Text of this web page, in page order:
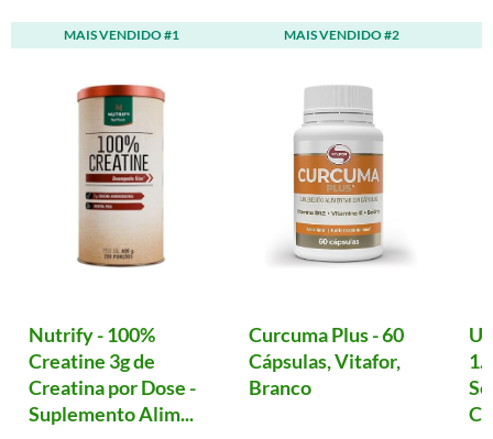
MAIS VENDIDO #1
Nutrify - 100%
Creatine 3g de
Creatina por Dose -
Suplemento Alim...
MAIS VENDIDO #2
Curcuma Plus - 60
Cápsulas, Vitafor,
Branco